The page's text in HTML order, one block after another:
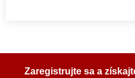
Zaregistrujte sa a